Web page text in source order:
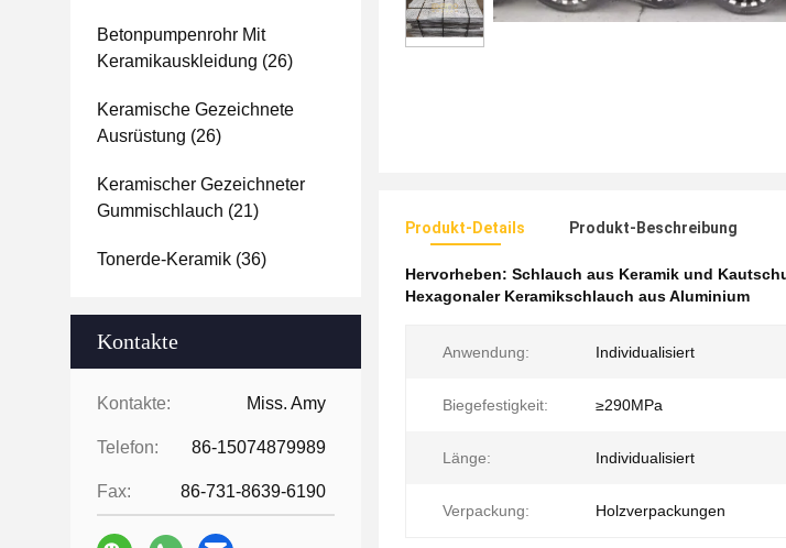
Betonpumpenrohr Mit
Keramikauskleidung (26)
Keramische Gezeichnete
Ausrüstung (26)
Keramischer Gezeichneter
Gummischlauch (21)
Tonerde-Keramik (36)
Kontakte
Kontakte: Miss. Amy
Telefon: 86-15074879989
Fax: 86-731-8639-6190
Produkt-Details Produkt-Beschreibung
Hervorheben: Schlauch aus Keramik und
Hexagonaler Keramikschlauch aus Aluminium
Anwendung: Individualisiert
Biegefestigkeit: ≥290MPa
Länge: Individualisiert
Verpackung: Holzverpackungen